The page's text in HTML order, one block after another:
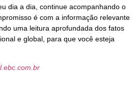
dia a dia, continue acompanhando o
é com a informação relevante
uma leitura aprofundada dos fatos
e global, para que você esteja